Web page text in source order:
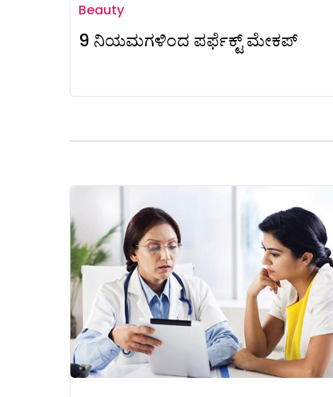
Beauty
9 ನಿಯಮಗಳಿಂದ ಪರ್ಫೆಕ್ಟ್ ಮೇಕಪ್‌